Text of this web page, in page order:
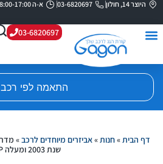
היוצר 14, חולון 03-6820697 א-ה 08:00-17:00
03-6820697
התאמה לפי רכב
דף הבית»חנות»אביזרים מיוחדים לרכב»
שנת 2003 ומעלה UP